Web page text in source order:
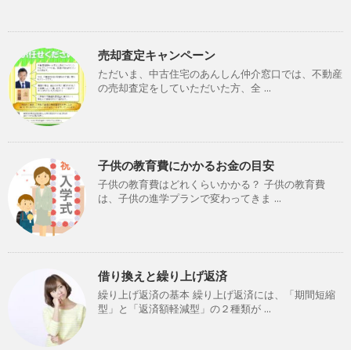
売却査定キャンペーン
ただいま、中古住宅のあんしん仲介窓口では、不動産
の売却査定をしていただいた方、全 ...
子供の教育費にかかるお金の目安
子供の教育費はどれくらいかかる？ 子供の教育費
は、子供の進学プランで変わってきま ...
借り換えと繰り上げ返済
繰り上げ返済の基本 繰り上げ返済には、「期間短縮
型」と「返済額軽減型」の２種類が ...